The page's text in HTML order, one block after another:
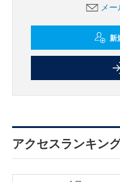
メ
新
アクセスランキン